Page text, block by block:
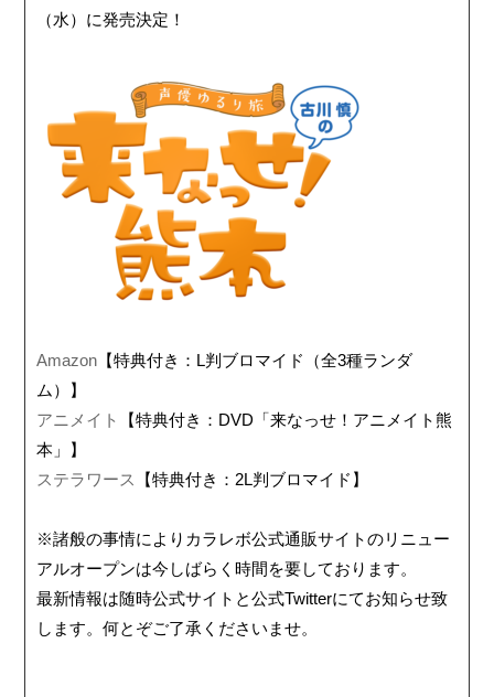
（水）に発売決定！
Amazon 【特典付き：L判ブロマイド（全3種ランダ
ム）】
アニメイト
【特典付き：DVD「来なっせ！アニメイト熊
本」】
ステラワース
【特典付き：2L判ブロマイド】
※諸般の事情によりカラレボ公式通販サイトのリニュー
アルオープンは今しばらく時間を要しております。
最新情報は随時公式サイトと公式Twitterにてお知らせ致
します。何とぞご了承くださいませ。